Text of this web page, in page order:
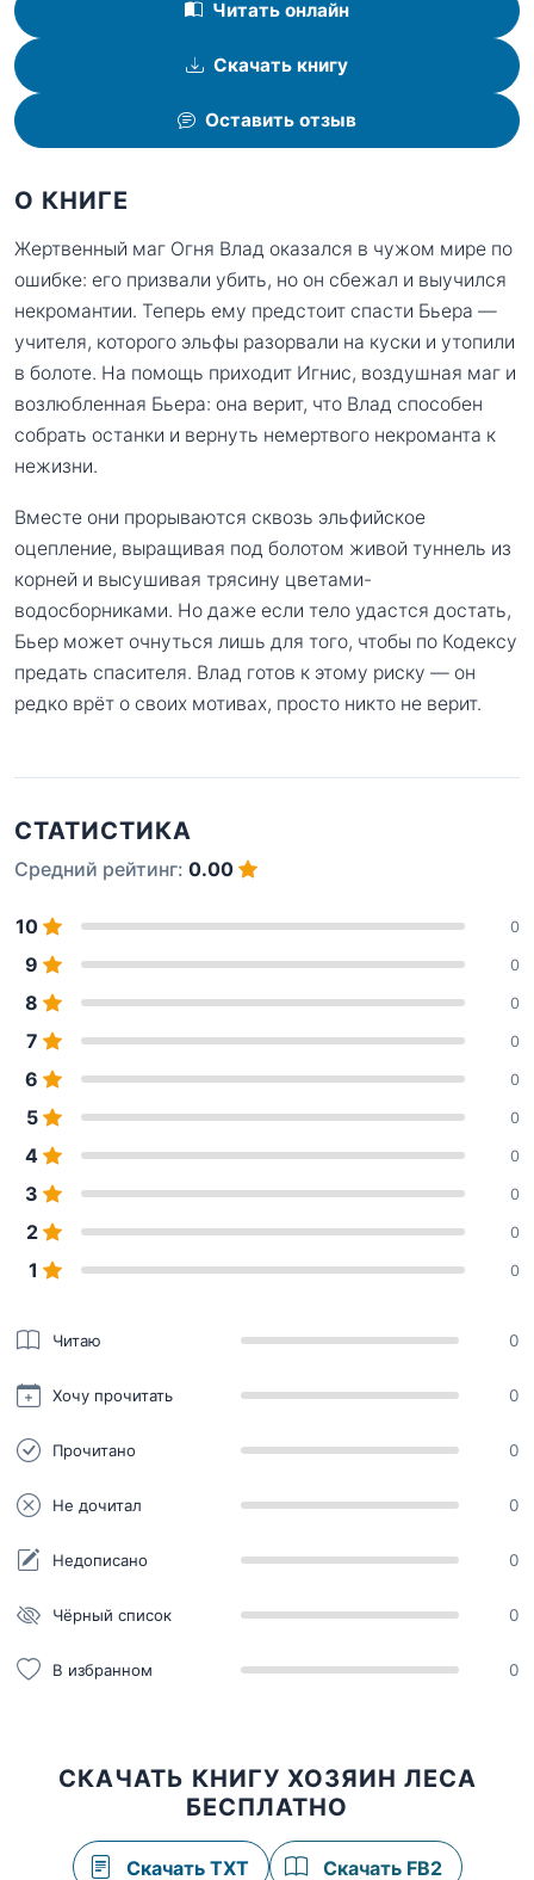
Читать онлайн
Скачать книгу
Оставить отзыв
О КНИГЕ
Жертвенный маг Огня Влад оказался в чужом мире по
ошибке: его призвали убить, но он сбежал и выучился
некромантии. Теперь ему предстоит спасти Бьера —
учителя, которого эльфы разорвали на куски и утопили
в болоте. На помощь приходит Игнис, воздушная маг и
возлюбленная Бьера: она верит, что Влад способен
собрать останки и вернуть немертвого некроманта к
нежизни.
Вместе они прорываются сквозь эльфийское
оцепление, выращивая под болотом живой туннель из
корней и высушивая трясину цветами-
водосборниками. Но даже если тело удастся достать,
Бьер может очнуться лишь для того, чтобы по Кодексу
предать спасителя. Влад готов к этому риску — он
редко врёт о своих мотивах, просто никто не верит.
СТАТИСТИКА
Средний рейтинг: 0.00
10 0
9 0
8 0
7 0
6 0
5 0
4 0
3 0
2 0
1 0
Читаю 0
Хочу прочитать 0
Прочитано 0
Не дочитал 0
Недописано 0
Чёрный список 0
В избранном 0
СКАЧАТЬ КНИГУ ХОЗЯИН ЛЕСА
БЕСПЛАТНО
Скачать TXT Скачать FB2